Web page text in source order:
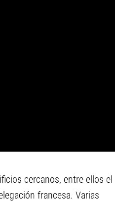
cercanos, entre ellos el
francesa. Varias